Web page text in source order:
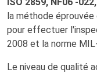
la méthode
pour effectuer
2008 et la norme
Le niveau de qualité